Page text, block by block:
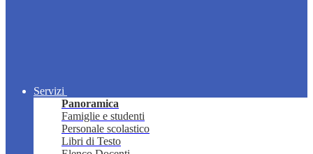
Servizi
Panoramica
Famiglie e studenti
Personale scolastico
Libri di Testo